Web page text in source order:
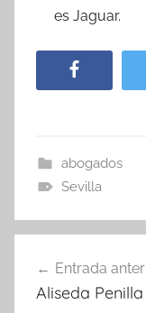
es Jaguar.
abogados
Sevilla
de
Entrada
Aliseda